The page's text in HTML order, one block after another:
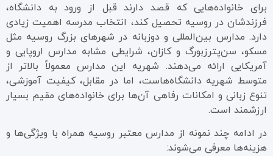
برای خانواده‌هایی که قصد دارند قبل از ورود به دانشگاه،
فرزندشان در روسیه تحصیل کند، انتخاب مدرسه اهمیت زیادی
دارد. مدارس بین‌المللی و دوزبانه در شهرهای بزرگ روسیه مثل
مسکو، سن‌پترزبورگ و کازان، شرایطی مشابه مدارس اروپایی و
آمریکایی ارائه می‌دهند. شهریه این مدارس معمولاً بالاتر از
متوسط شهریه دانشگاه‌هاست، اما در مقابل، کیفیت آموزشی،
تنوع زبانی و امکانات رفاهی آن‌ها برای خانواده‌های مقیم بسیار
ارزشمند است.
در ادامه چند نمونه از مدارس معتبر روسیه همراه با ویژگی‌ها و
هزینه‌ها معرفی می‌شوند: